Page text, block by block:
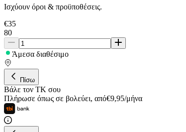
Ισχύουν όροι & προϋποθέσεις.
€35
80
Άμεσα διαθέσιμο
Πίσω
Βάλε τον ΤΚ σου
Πλήρωσε όπως σε βολεύει, από€9,95/μήνα